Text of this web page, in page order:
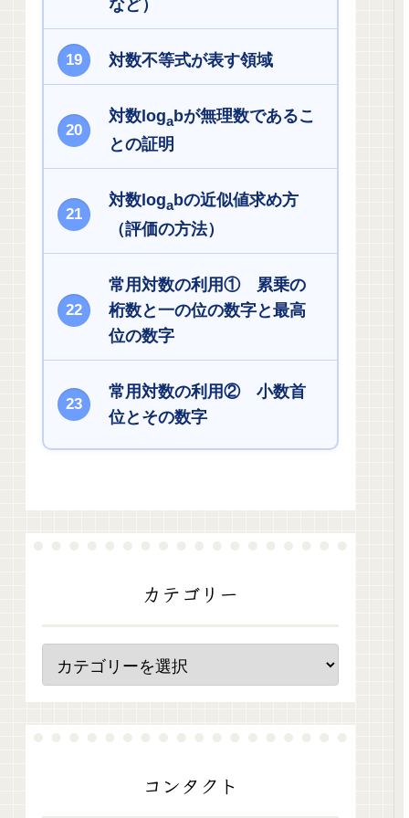
など）
対数不等式が表す領域
対数logabが無理数であるこ
との証明
対数logabの近似値求め方
（評価の方法）
常用対数の利用① 累乗の
桁数と一の位の数字と最高
位の数字
常用対数の利用② 小数首
位とその数字
カテゴリー
コンタクト